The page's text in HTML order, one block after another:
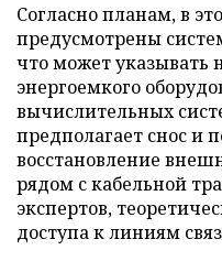
Согласно планам, в
предусмотрены
что может указывать
энергоемкого
вычислительных
предполагает снос и
восстановление
рядом с кабельной
экспертов,
доступа к линиям